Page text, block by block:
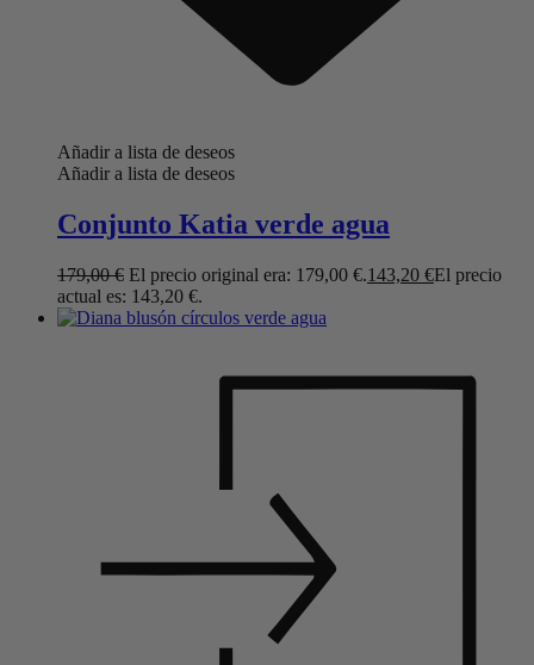
Añadir a lista de deseos
Añadir a lista de deseos
Conjunto Katia verde agua
179,00€ El precio original era: 179,00 €.143,20 €El precio
actual es: 143,20 €.